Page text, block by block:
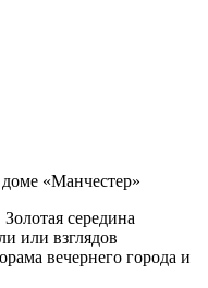
«Манчестер»
середина
или взглядов
вечернего города и